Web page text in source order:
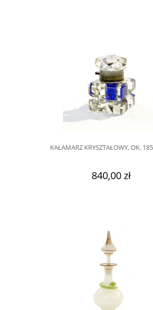
KAŁAMARZ KRYSZTAŁOWY, OK.
840,00 zł